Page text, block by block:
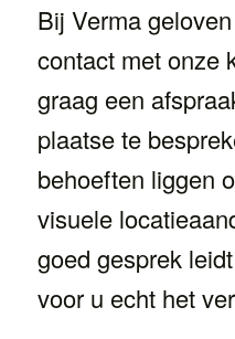
Bij Verma
contact met onze
graag een
plaatse te
behoeften liggen
visuele
goed gesprek
voor u echt het